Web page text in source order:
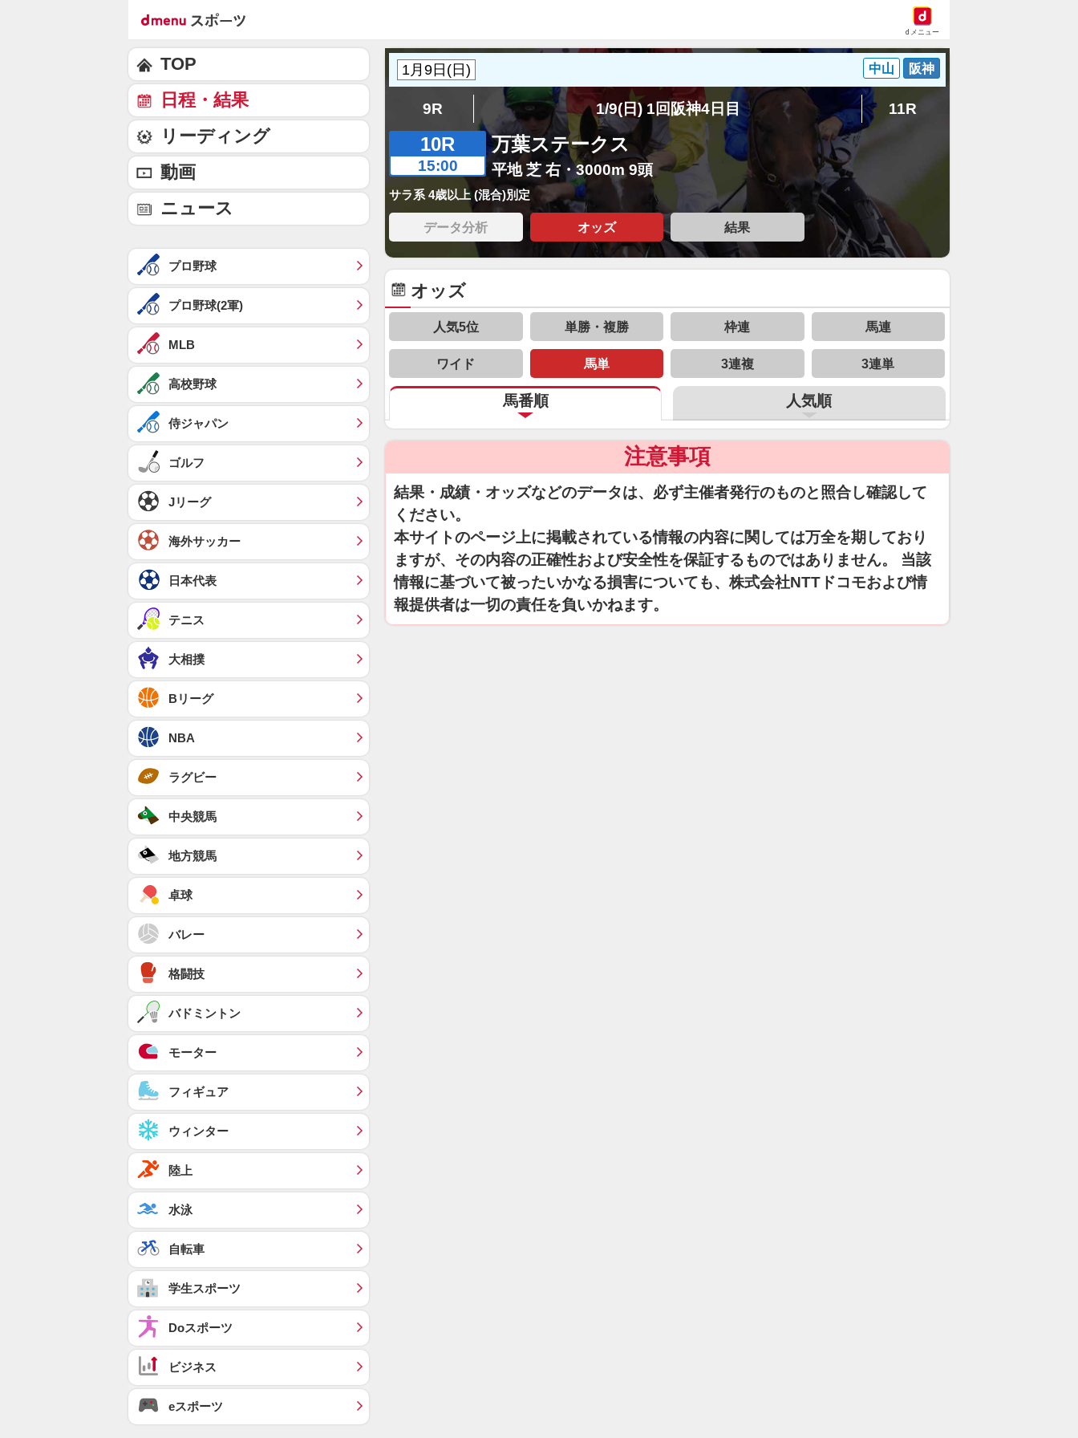
dメニュー
中山 阪神
9R 1/9(日) 1回阪神4日目 11R
10R
15:00
万葉ステークス
平地 芝 右・3000m 9頭
サラ系 4歳以上 (混合)別定
データ分析 オッズ 結果
オッズ
人気5位 単勝・複勝 枠連 馬連
ワイド 馬単 3連複 3連単
馬番順 人気順
注意事項
結果・成績・オッズなどのデータは、必ず主催者発行のものと照合し確認して
ください。
本サイトのページ上に掲載されている情報の内容に関しては万全を期しており
ますが、その内容の正確性および安全性を保証するものではありません。 当該
情報に基づいて被ったいかなる損害についても、株式会社NTTドコモおよび情
報提供者は一切の責任を負いかねます。
TOP
日程・結果
リーディング
動画
ニュース
プロ野球
プロ野球(2軍)
MLB
高校野球
侍ジャパン
ゴルフ
Jリーグ
海外サッカー
日本代表
テニス
大相撲
Bリーグ
NBA
ラグビー
中央競馬
地方競馬
卓球
バレー
格闘技
バドミントン
モーター
フィギュア
ウィンター
陸上
水泳
自転車
学生スポーツ
Doスポーツ
ビジネス
eスポーツ